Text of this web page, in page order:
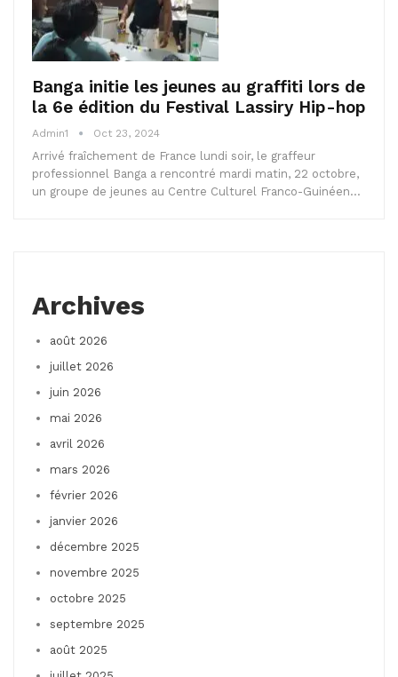
Banga initie les jeunes au graffiti lors de
la 6e édition du Festival Lassiry Hip-hop
Admin1 Oct 23, 2024
Arrivé fraîchement de France lundi soir, le graffeur
professionnel Banga a rencontré mardi matin, 22 octobre,
un groupe de jeunes au Centre Culturel Franco-Guinéen…
Archives
août 2026
juillet 2026
juin 2026
mai 2026
avril 2026
mars 2026
février 2026
janvier 2026
décembre 2025
novembre 2025
octobre 2025
septembre 2025
août 2025